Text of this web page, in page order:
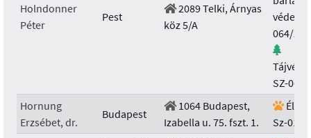
Holndonner
Péter
Pest
2089 Telki, Árnyas
köz 5/A
064/
SZ-
Hornung
Erzsébet, dr.
Budapest
1064 Budapest,
Izabella u. 75. fszt. 1.
Sz-011/